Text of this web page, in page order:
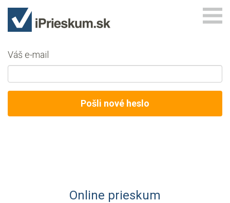
Váš e-mail
Online prieskum